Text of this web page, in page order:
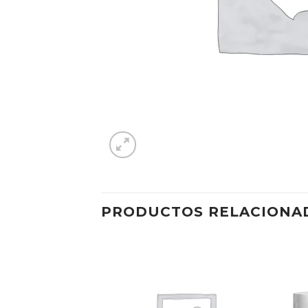
PRODUCTOS